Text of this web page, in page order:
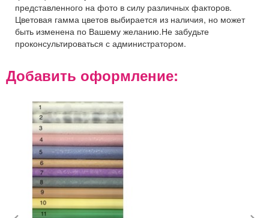
представленного на фото в силу различных факторов.
Цветовая гамма цветов выбирается из наличия, но может
быть изменена по Вашему желанию.Не забудьте
проконсультироваться с администратором.
Добавить оформление: